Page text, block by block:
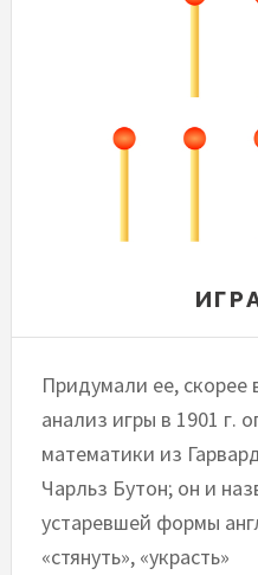
Придумали ее, скорее
анализ игры в 1901 г.
математики из
Чарльз Бутон; он и
устаревшей формы
«стянуть», «украсть»